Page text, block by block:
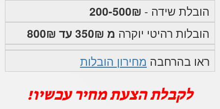
הובלת שידה - 200-500₪
הובלות רהיטי יוקרה מ 350₪ עד 800₪
ראו בהרחבה מחירון הובלות
לקבלת הצעת מחיר עכשיו!